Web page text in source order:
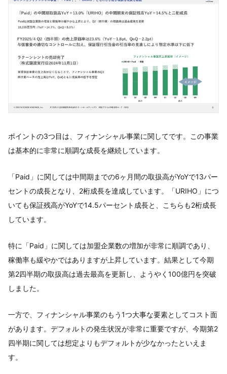
ポイントの3つ目は、フィナンシャル事業に関してです。この事業
は基本的に非常に順調な成長を継続しています。
「Paid」に関しては中間期までの6ヶ月間の取扱高がYoYで13パー
セントの成長となり、2桁成長を達成しています。「URIHO」につ
いても保証残高がYoYで14.5パーセント成長と、こちらも2桁成長
しています。
特に「Paid」に関しては加盟企業数の増加が非常に順調であり、
稼働率も緩やかではありますが上昇しています。結果として今期
第2四半期の取扱高は過去最高を更新し、ようやく100億円を突破
しました。
一方で、フィナンシャル事業のもう1つ大事な要素としてコスト面
があります。デフォルトの発生状況が非常に重要ですが、今期第2
四半期に関しては想定よりもデフォルトが少なかったといえま
す。